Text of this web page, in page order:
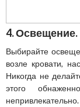
4. Освещение.
Выбирайте
возле кровати,
Никогда не
этого